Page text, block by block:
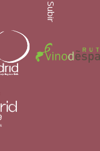
Subir